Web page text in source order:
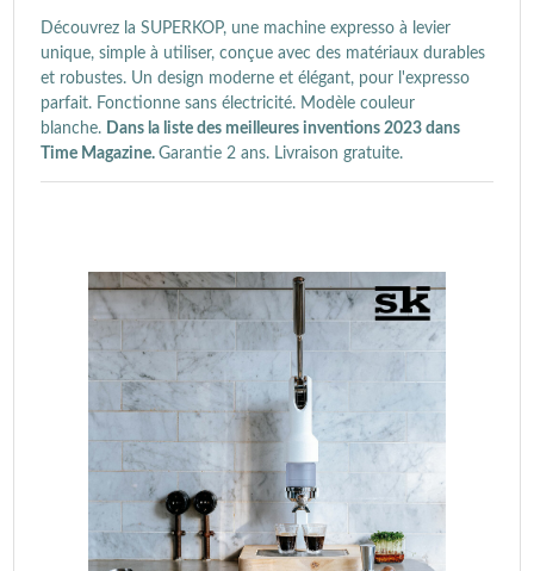
Découvrez la SUPERKOP, une machine expresso à levier
unique, simple à utiliser, conçue avec des matériaux durables
et robustes. Un design moderne et élégant, pour l'expresso
parfait. Fonctionne sans électricité. Modèle couleur
blanche. Dans la liste des meilleures inventions 2023 dans
Time Magazine. Garantie 2 ans. Livraison gratuite.